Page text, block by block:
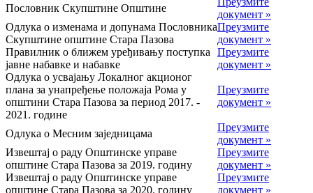
Пословник Скупштине Општине
документ »
Одлука о изменама и допунама Пословника
Скупштине општине Стара Пазова
Преузмите
документ »
Правилник о ближем уређивању поступка
јавне набавке и набавке
Преузмите
документ »
Одлука о усвајању Локалног акционог
плана за унапређење положаја Рома у
општини Стара Пазова за период 2017. -
2021. године
Преузмите
документ »
Одлука о Месним заједницама
Преузмите
документ »
Извештај о раду Општинске управе
општине Стара Пазова за 2019. годину
Преузмите
документ »
Извештај о раду Општинске управе
општине Стара Пазова за 2020. годину
Преузмите
документ »